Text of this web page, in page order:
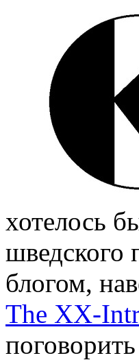
хотелось
шведского
блогом,
The XX-